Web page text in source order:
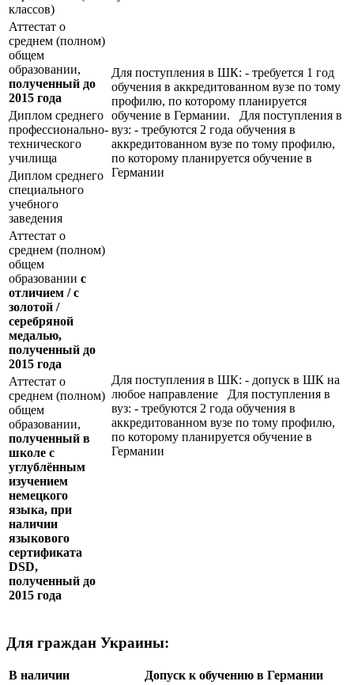
классов)
Аттестат о
среднем (полном)
общем
образовании,
полученный до
2015 года
Для поступления в ШК: - требуется 1 год
обучения в аккредитованном вузе по тому
профилю, по которому планируется
обучение в Германии. Для поступления в
вуз: - требуются 2 года обучения в
аккредитованном вузе по тому профилю,
по которому планируется обучение в
Германии
Диплом среднего
профессионально-
технического
училища
Диплом среднего
специального
учебного
заведения
Аттестат о
среднем (полном)
общем
образовании с
отличием / с
золотой /
серебряной
медалью,
полученный до
2015 года
Для поступления в ШК: - допуск в ШК на
любое направление Для поступления в
вуз: - требуются 2 года обучения в
аккредитованном вузе по тому профилю,
по которому планируется обучение в
Германии
Аттестат о
среднем (полном)
общем
образовании,
полученный в
школе с
углублённым
изучением
немецкого
языка, при
наличии
языкового
сертификата
DSD,
полученный до
2015 года
Для граждан Украины:
В наличии
Допуск к обучению в Германии